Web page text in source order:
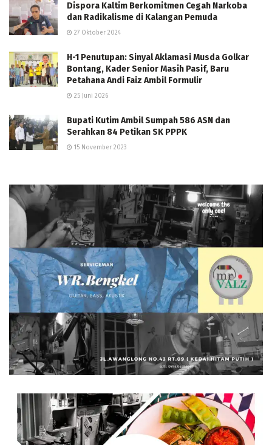
Dispora Kaltim Berkomitmen Cegah Narkoba
dan Radikalisme di Kalangan Pemuda
27 Oktober 2024
H-1 Penutupan: Sinyal Aklamasi Musda Golkar
Bontang, Kader Senior Masih Pasif, Baru
Petahana Andi Faiz Ambil Formulir
25 Juni 2026
Bupati Kutim Ambil Sumpah 586 ASN dan
Serahkan 84 Petikan SK PPPK
15 November 2023